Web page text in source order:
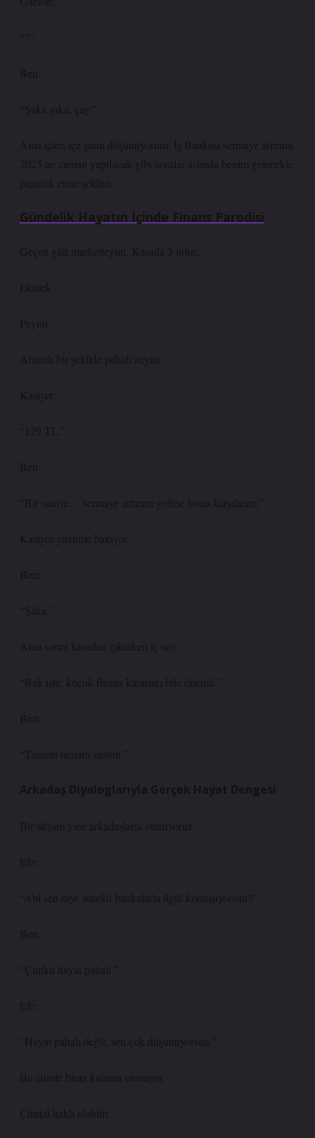
“?”
Ben:
“Şaka şaka, çay.”
Ama içten içe şunu düşünüyorum: İş Bankası sermaye artırımı
2025 ne zaman yapılacak gibi sorular aslında benim gelecekle
pazarlık etme şeklim.
Gündelik Hayatın İçinde Finans Parodisi
Geçen gün marketteyim. Kasada 3 ürün:
Ekmek
Peynir
Abartılı bir şekilde pahalı zeytin
Kasiyer:
“129 TL.”
Ben:
“Bir saniye… sermaye artırımı gelirse bunu karşılarım.”
Kasiyer yüzüme bakıyor.
Ben:
“Şaka.”
Ama sonra kasadan çıkarken iç ses:
“Bak işte, küçük finans kararları bile önemli.”
Ben:
“Tamam tamam sustun.”
Arkadaş Diyaloglarıyla Gerçek Hayat Dengesi
Bir akşam yine arkadaşlarla oturuyoruz.
Efe:
“Abi sen niye sürekli bankalarla ilgili konuşuyorsun?”
Ben:
“Çünkü hayat pahalı.”
Efe:
“Hayat pahalı değil, sen çok düşünüyorsun.”
Bu cümle biraz kafama oturuyor.
Çünkü haklı olabilir.